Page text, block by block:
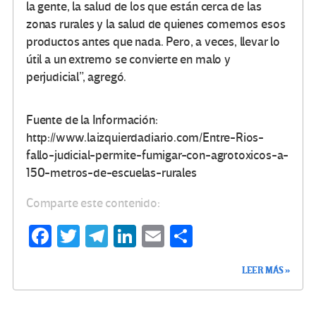
la gente, la salud de los que están cerca de las
zonas rurales y la salud de quienes comemos esos
productos antes que nada. Pero, a veces, llevar lo
útil a un extremo se convierte en malo y
perjudicial”, agregó.
Fuente de la Información:
http://www.laizquierdadiario.com/Entre-Rios-
fallo-judicial-permite-fumigar-con-agrotoxicos-a-
150-metros-de-escuelas-rurales
Comparte este contenido:
Fa T
Te
Li
E
LEER MÁS »